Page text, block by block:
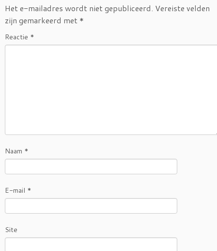
o e
r
Het e-mailadres wordt niet gepubliceerd. Vereiste velden
zijn gemarkeerd met *
Reactie *
Naam *
E-mail *
Site